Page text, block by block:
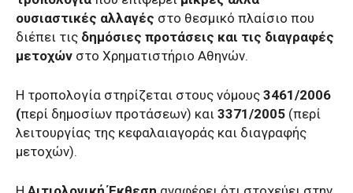
ουσιαστικές αλλαγές στο θεσμικό πλαίσιο που
διέπει τις δημόσιες προτάσεις και τις διαγραφές
μετοχών στο Χρηματιστήριο Αθηνών.
Η τροπολογία στηρίζεται στους νόμους 3461/2006
(περί δημοσίων προτάσεων) και 3371/2005 (περί
λειτουργίας της κεφαλαιαγοράς και διαγραφής
μετοχών).